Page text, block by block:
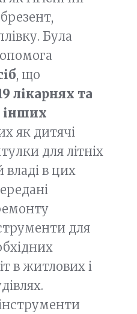
Була
, що
лікарнях та
інших
як дитячі
для літніх
владі в цих
для
в житлових і